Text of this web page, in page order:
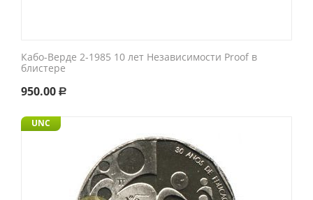
Кабо-Верде 2-1985 10 лет Независимости Proof в
блистере
950.00 Р
UNC